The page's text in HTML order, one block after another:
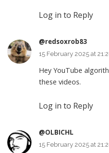
Log in to Reply
@redsoxrob83
15 February 2025 at
Hey YouTube
these videos.
Log in to Reply
@OLBICHL
15 February 2025 at